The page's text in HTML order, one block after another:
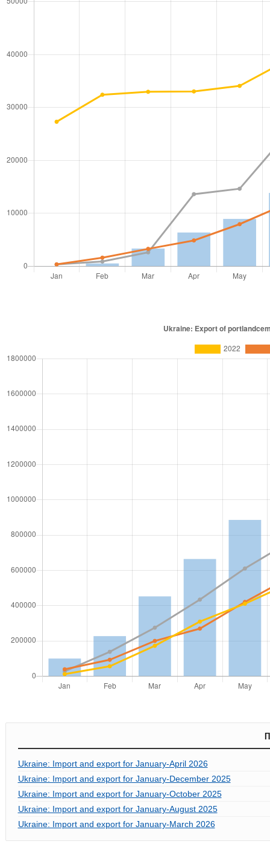
Ukraine: Import and export for January-April 2026
Ukraine: Import and export for January-December 2025
Ukraine: Import and export for January-October 2025
Ukraine: Import and export for January-August 2025
Ukraine: Import and export for January-March 2026